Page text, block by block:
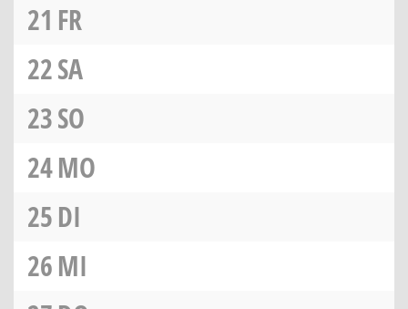
21 FR
22SA
23SO
24MO
25DI
26MI